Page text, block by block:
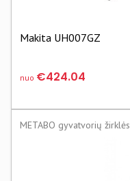
Makita UH007GZ
nuo €424.04
METABO gyvatvorių žirklės